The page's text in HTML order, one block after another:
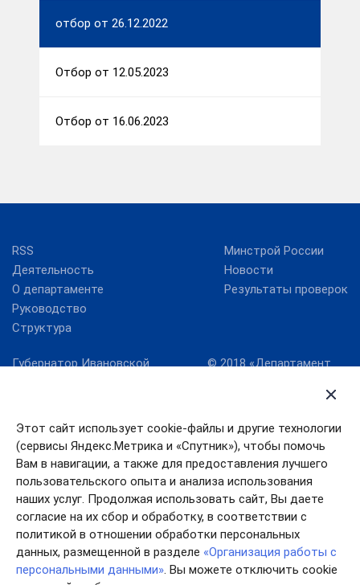
Этот сайт использует cookie-файлы и другие технологии
(сервисы Яндекс.Метрика и «Спутник»), чтобы помочь
Вам в навигации, а также для предоставления лучшего
пользовательского опыта и анализа использования
наших услуг. Продолжая использовать сайт, Вы даете
согласие на их сбор и обработку, в соответствии с
политикой в отношении обработки персональных
данных, размещенной в разделе «Организация работы с
персональными данными». Вы можете отключить cookie
отбор от 26.12.2022
Отбор от 12.05.2023
Отбор от 16.06.2023
RSS
Деятельность
О департаменте
Руководство
Структура
Минстрой России
Новости
Результаты проверок
Губернатор Ивановской
Ивановской области
Служба
государственной
жилищной инспекции
© 2018 «Департамент
области» официальный